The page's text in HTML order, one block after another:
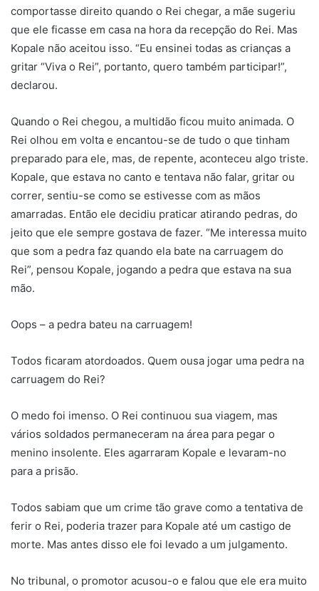
comportasse direito quando o Rei chegar, a mãe sugeriu
que ele ficasse em casa na hora da recepção do Rei. Mas
Kopale não aceitou isso. “Eu ensinei todas as crianças a
gritar “Viva o Rei”, portanto, quero também participar!”,
declarou.
Quando o Rei chegou, a multidão ficou muito animada. O
Rei olhou em volta e encantou-se de tudo o que tinham
preparado para ele, mas, de repente, aconteceu algo triste.
Kopale, que estava no canto e tentava não falar, gritar ou
correr, sentiu-se como se estivesse com as mãos
amarradas. Então ele decidiu praticar atirando pedras, do
jeito que ele sempre gostava de fazer. “Me interessa muito
que som a pedra faz quando ela bate na carruagem do
Rei”, pensou Kopale, jogando a pedra que estava na sua
mão.
Oops – a pedra bateu na carruagem!
Todos ficaram atordoados. Quem ousa jogar uma pedra na
carruagem do Rei?
O medo foi imenso. O Rei continuou sua viagem, mas
vários soldados permaneceram na área para pegar o
menino insolente. Eles agarraram Kopale e levaram-no
para a prisão.
Todos sabiam que um crime tão grave como a tentativa de
ferir o Rei, poderia trazer para Kopale até um castigo de
morte. Mas antes disso ele foi levado a um julgamento.
No tribunal, o promotor acusou-o e falou que ele era muito